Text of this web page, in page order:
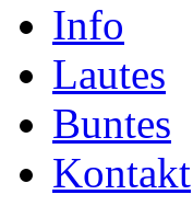
Info
Lautes
Buntes
Kontakt